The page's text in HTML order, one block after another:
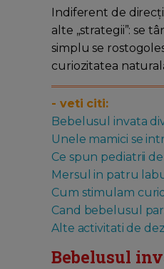
Indiferent de
alte „strategii”: se
simplu se
curiozitatea
- veti citi:
Bebelusul invata
Unele mamici se
Ce spun pediatrii
Mersul in patru
Cum stimulam
Cand bebelusul
Alte activitati de
Bebelusul